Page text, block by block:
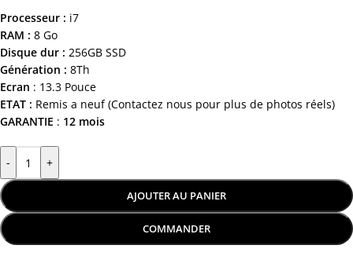
Processeur : i7
RAM : 8 Go
Disque dur : 256GB SSD
Génération : 8Th
Ecran : 13.3 Pouce
ETAT : Remis a neuf (Contactez nous pour plus de photos réels)
GARANTIE : 12 mois
- +
AJOUTER AU PANIER
COMMANDER